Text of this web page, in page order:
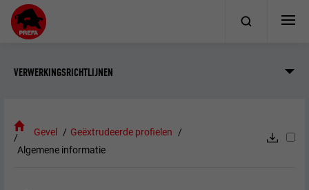
VERWERKINGSRICHTLIJNEN
Gevel
Geëxtrudeerde profielen
Algemene informatie